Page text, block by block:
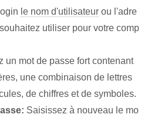
le nom d'utilisateur ou l'adre
utiliser pour votre comp
un mot de passe fort contenant
une combinaison de lettres
de chiffres et de symboles.
Saisissez à nouveau le mo